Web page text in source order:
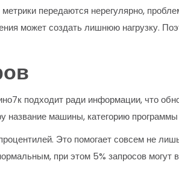
передаются нерегулярно,
может создать лишнюю нагрузку.
подходит ради информации, что
название машины, категорию
Это помогает совсем не
при этом 5% запросов могут